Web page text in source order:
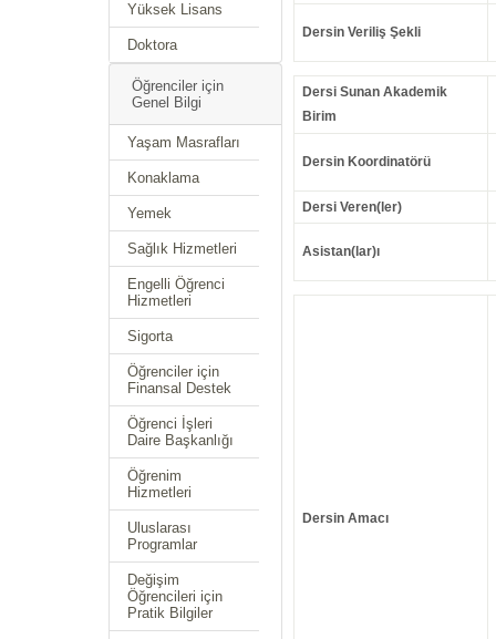
Yüksek Lisans
Doktora
Öğrenciler için
Genel Bilgi
Yaşam Masrafları
Konaklama
Yemek
Sağlık Hizmetleri
Engelli Öğrenci
Hizmetleri
Sigorta
Öğrenciler için
Finansal Destek
Öğrenci İşleri
Daire Başkanlığı
Öğrenim
Hizmetleri
Uluslarası
Programlar
Değişim
Öğrencileri için
Pratik Bilgiler
Dersin Veriliş Şekli
Dersi Sunan Akademik
Birim
Dersin Koordinatörü
Dersi Veren(ler)
Asistan(lar)ı
Dersin Amacı